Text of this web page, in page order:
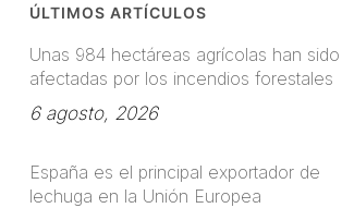
ÚLTIMOS ARTÍCULOS
Unas 984 hectáreas agrícolas han sido
afectadas por los incendios forestales
6 agosto, 2026
España es el principal exportador de
lechuga en la Unión Europea